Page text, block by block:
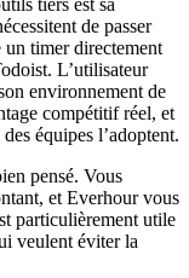
de passer
timer directement
L’utilisateur
environnement de
compétitif réel, et
équipes l’adoptent.
pensé. Vous
et Everhour vous
particulièrement utile
veulent éviter la